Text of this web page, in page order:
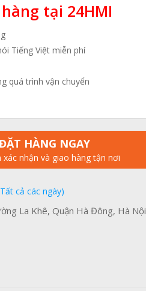
tại 24HMI
Tiếng Việt miễn phí
quá trình vận chuyển
HÀNG NGAY
xác nhận và giao hàng tận nơi
cả các ngày)
La Khê, Quận Hà Đông, Hà Nội